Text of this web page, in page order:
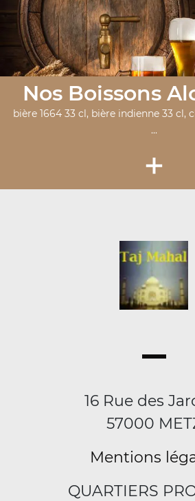
Nos Boissons
bière 1664 33 cl, bière indienne 33 cl,
...
+
16 Rue des
57000
Mentions
QUARTIERS